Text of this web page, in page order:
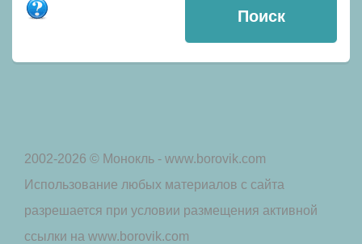
2002-2026 © Монокль - www.borovik.com
Использование любых материалов с сайта
разрешается при условии размещения активной
ссылки на www.borovik.com